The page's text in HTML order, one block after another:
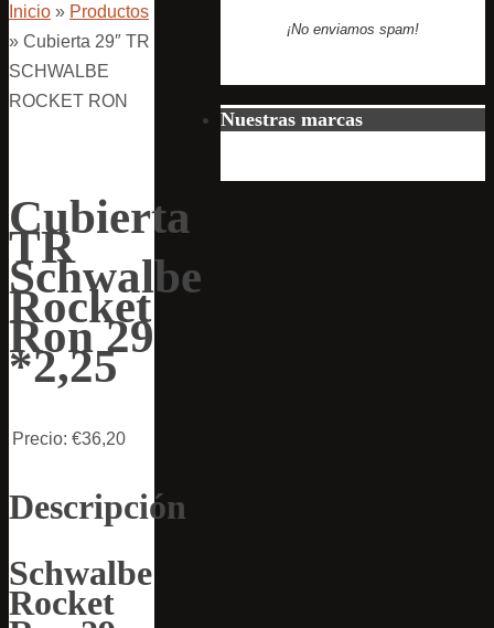
Inicio » Productos
» Cubierta 29″ TR
SCHWALBE
ROCKET RON
Cubierta
TR
Schwalbe
Rocket
Ron 29
*2,25
Precio: €36,20
Descripción
Schwalbe
Rocket
¡No enviamos spam!
Nuestras marcas